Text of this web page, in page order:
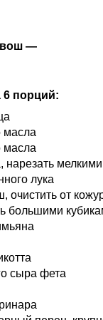
—
6 порций:
масла
масла
нарезать
лука
очистить от
большими
сыра фета